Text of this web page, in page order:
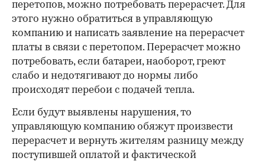
перетопов, можно потребовать перерасчет. Для
этого нужно обратиться в управляющую
компанию и написать заявление на перерасчет
платы в связи с перетопом. Перерасчет можно
потребовать, если батареи, наоборот, греют
слабо и недотягивают до нормы либо
происходят перебои с подачей тепла.
Если будут выявлены нарушения, то
управляющую компанию обяжут произвести
перерасчет и вернуть жителям разницу между
поступившей оплатой и фактической